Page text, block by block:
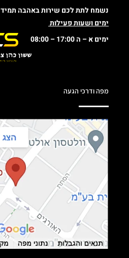
נשמח לתת לכם שירות באהבה תמיד
ימים ושעות פעילות
ימים א – ה 17:00 – 08:00
מפה ודרכי הגעה